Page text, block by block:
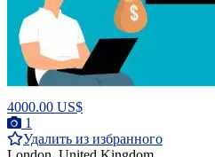
4000.00 US$
1
Удалить из избранного